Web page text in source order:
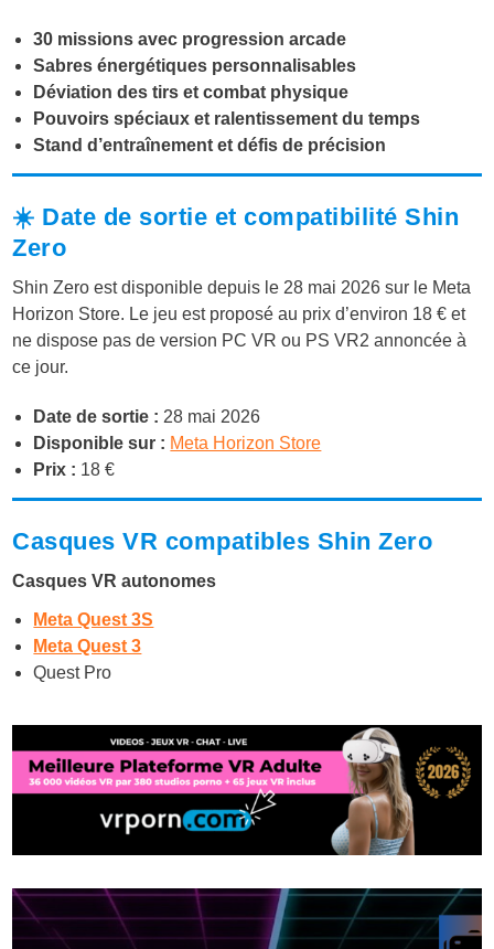
30 missions avec progression arcade
Sabres énergétiques personnalisables
Déviation des tirs et combat physique
Pouvoirs spéciaux et ralentissement du temps
Stand d’entraînement et défis de précision
☀️ Date de sortie et compatibilité Shin
Zero
Shin Zero est disponible depuis le 28 mai 2026 sur le Meta
Horizon Store. Le jeu est proposé au prix d’environ 18 € et
ne dispose pas de version PC VR ou PS VR2 annoncée à
ce jour.
Date de sortie : 28 mai 2026
Disponible sur : Meta Horizon Store
Prix : 18 €
Casques VR compatibles Shin Zero
Casques VR autonomes
Meta Quest 3S
Meta Quest 3
Quest Pro